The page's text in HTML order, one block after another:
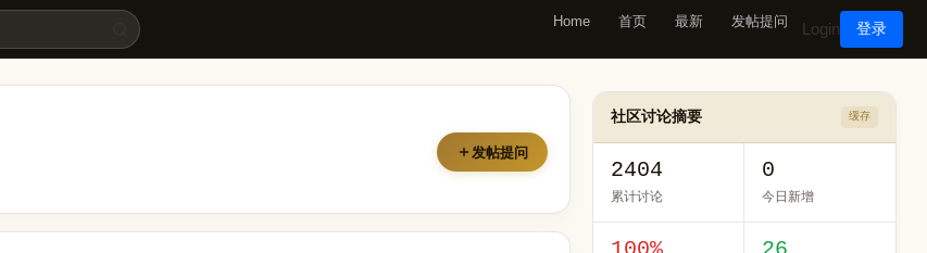
Home 首页 最新 发帖提问 Login 登录
发帖提问
社区讨论摘要 缓存
2404
累计讨论
0
今日新增